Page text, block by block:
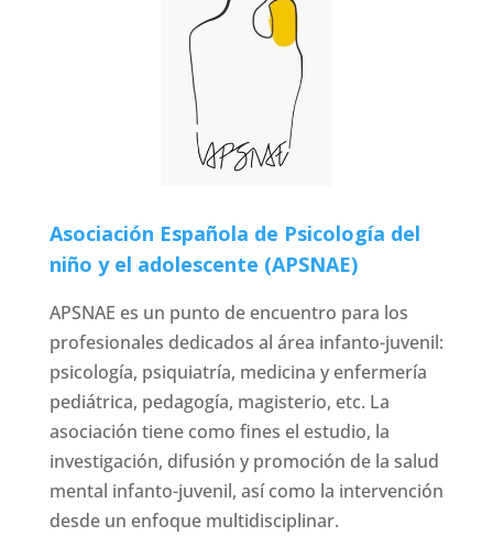
Asociación Española de Psicología del
niño y el adolescente (APSNAE)
APSNAE es un punto de encuentro para los
profesionales dedicados al área infanto-juvenil:
psicología, psiquiatría, medicina y enfermería
pediátrica, pedagogía, magisterio, etc. La
asociación tiene como fines el estudio, la
investigación, difusión y promoción de la salud
mental infanto-juvenil, así como la intervención
desde un enfoque multidisciplinar.